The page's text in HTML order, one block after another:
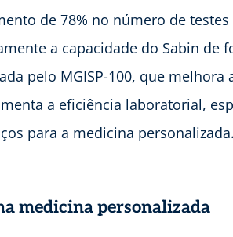
de 78% no número de
a capacidade do Sabin de
pelo MGISP-100, que
a eficiência laboratorial,
para a medicina personalizada.
medicina personalizada